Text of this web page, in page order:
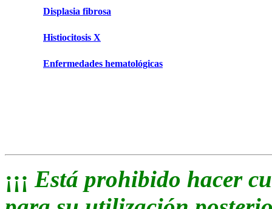
Displasia fibrosa
Histiocitosis X
Enfermedades hematológicas
¡¡¡ Está prohibido hacer